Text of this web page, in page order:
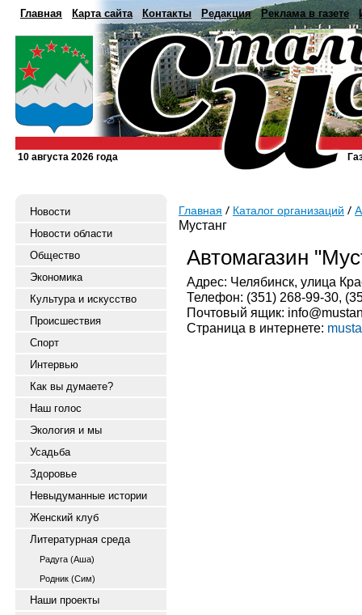
Главная Карта сайта Контакты Редакция Реклама в газете
10 августа 2026 года
Новости
Новости области
Общество
Экономика
Культура и искусство
Происшествия
Спорт
Интервью
Как вы думаете?
Наш голос
Экология и мы
Усадьба
Здоровье
Невыдуманные истории
Женский клуб
Литературная среда
Радуга (Аша)
Родник (Сим)
Наши проекты
Главная Каталог организаций
Мустанг
Автомагазин
Адрес: Челябинск, улица
Телефон: (351) 268-99-30,
Почтовый ящик:
Страница в интернете: